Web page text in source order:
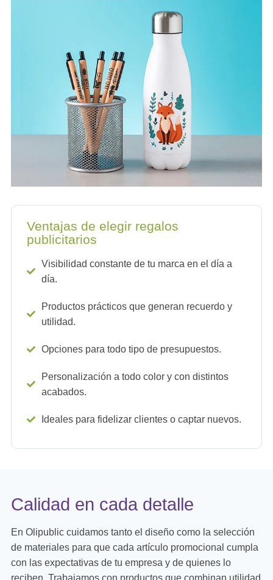
Ventajas de elegir regalos
publicitarios
Visibilidad constante de tu marca en el día a
día.
Productos prácticos que generan recuerdo y
utilidad.
Opciones para todo tipo de presupuestos.
Personalización a todo color y con distintos
acabados.
Ideales para fidelizar clientes o captar nuevos.
Calidad en cada detalle
En Olipublic cuidamos tanto el diseño como la selección
de materiales para que cada artículo promocional cumpla
con las expectativas de tu empresa y de quienes lo
reciben. Trabajamos con productos que combinan utilidad